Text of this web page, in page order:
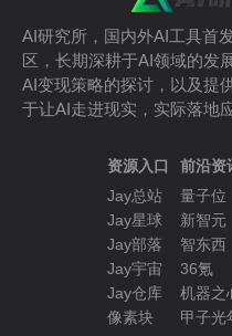
AI研究所，国内外AI工具首
区，长期深耕于AI领域的发
AI变现策略的探讨，以及提
于让AI走进现实，实际落地
资源入口
Jay总站
Jay星球
Jay部落
Jay宇宙
Jay仓库
像素块
前沿资
量子位
新智元
智东西
36氪
机器之
甲子光